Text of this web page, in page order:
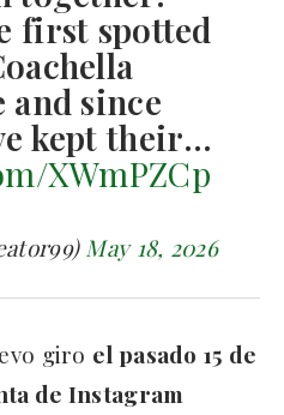
first spotted
and since
kept their…
XWmPZCp
May 18, 2026
giro el pasado 15 de
de Instagram